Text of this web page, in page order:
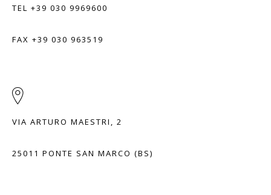
TEL +39 030 9969600
FAX +39 030 963519
VIA ARTURO MAESTRI, 2
25011 PONTE SAN MARCO (BS)